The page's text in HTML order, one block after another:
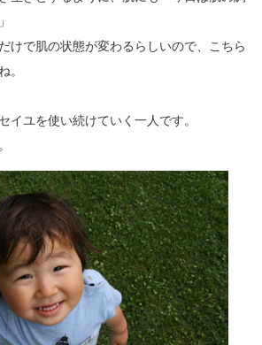
けで肌の状態が変わるらしいので、こちら
。
イユを使い続けていく一人です。